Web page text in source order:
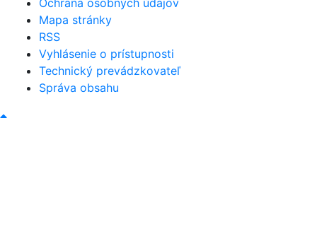
Mapa stránky
RSS
Vyhlásenie o prístupnosti
Technický prevádzkovateľ
Správa obsahu